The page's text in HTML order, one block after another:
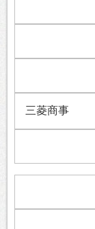
三菱商事